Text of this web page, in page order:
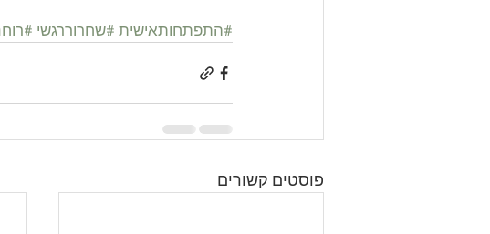
#התפתחותאישית #שחרוררגשי
פוסטים קשורים